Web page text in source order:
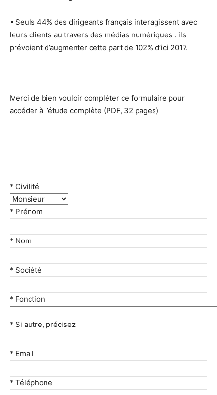
• Seuls 44% des dirigeants français interagissent avec
leurs clients au travers des médias numériques : ils
prévoient d’augmenter cette part de 102% d’ici 2017.
Merci de bien vouloir compléter ce formulaire pour
accéder à l’étude complète (PDF, 32 pages)
* Civilité
* Prénom
* Nom
* Société
* Fonction
* Si autre, précisez
* Email
* Téléphone